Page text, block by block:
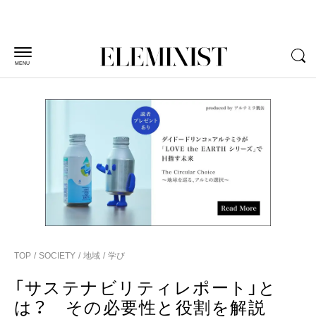
MENU
TOP SOCIETY 地域 学び
「サステナビリティレポート」と
は？ その必要性と役割を解説